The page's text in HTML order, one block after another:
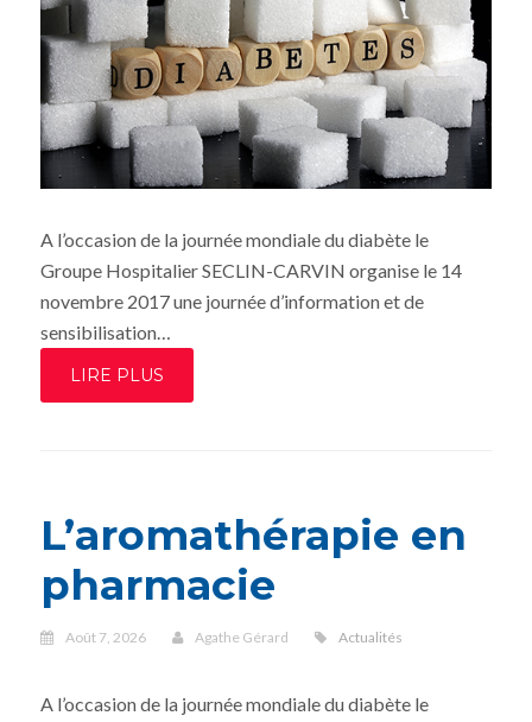
A l’occasion de la journée mondiale du diabète le
Groupe Hospitalier SECLIN-CARVIN organise le 14
novembre 2017 une journée d’information et de
sensibilisation…
LIRE PLUS
L’aromathérapie en
pharmacie
Août 7, 2026 Agathe Gérard Actualités
A l’occasion de la journée mondiale du diabète le